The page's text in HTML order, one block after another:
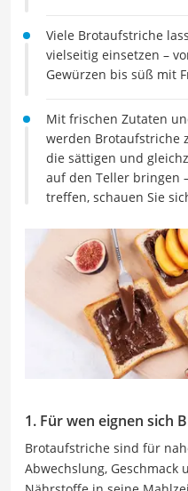
Viele Brotaufstriche
vielseitig einsetzen –
Gewürzen bis süß mit
Mit frischen Zutaten
werden Brotaufstriche
die sättigen und
auf den Teller bringen
treffen, schauen Sie
1. Für wen eignen sich
Brotaufstriche sind für
Abwechslung, Geschmack